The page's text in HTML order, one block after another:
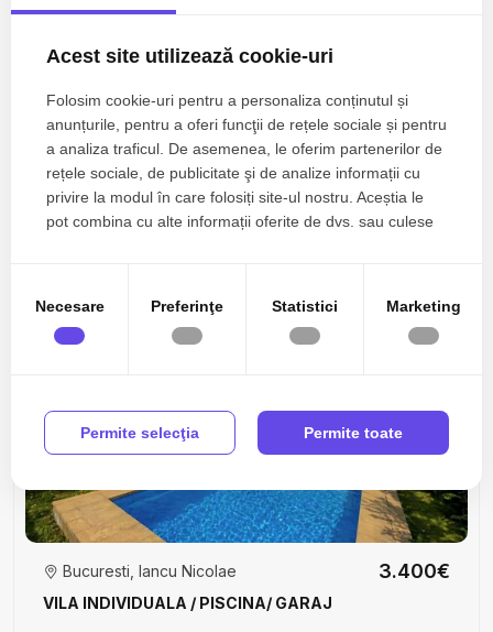
SUPERB / ESQUISITE DESIGN / GARDEN / PARKINGS
/ IANCU NICOLAE
Bucuresti, Iancu Nicolae 5.500€
6 camere 4 bai 300mp
TOP De inchiriat
VILA INDIVIDUALA / PISCINA/ GARAJ
Bucuresti, Iancu Nicolae 3.400€
Acest site utilizează cookie-uri
Folosim cookie-uri pentru a personaliza conținutul și
anunțurile, pentru a oferi funcţii de rețele sociale și pentru
a analiza traficul. De asemenea, le oferim partenerilor de
rețele sociale, de publicitate şi de analize informații cu
privire la modul în care folosiți site-ul nostru. Aceștia le
pot combina cu alte informații oferite de dvs. sau culese
Necesare Preferinţe Statistici Marketing
Permite selecţia Permite toate